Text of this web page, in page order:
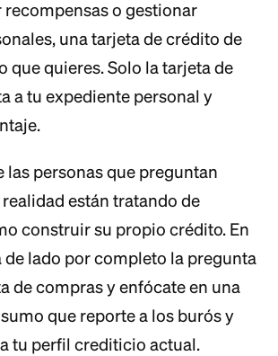
recompensas o gestionar
una tarjeta de crédito de
que quieres. Solo la tarjeta de
a tu expediente personal y
las personas que preguntan
están tratando de
construir su propio crédito. En
de lado por completo la pregunta
de compras y enfócate en una
que reporte a los burós y
tu perfil crediticio actual.